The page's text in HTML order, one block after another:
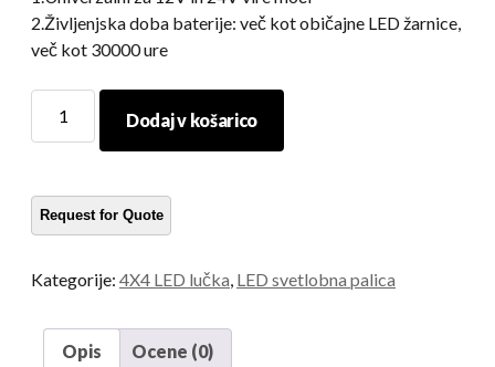
2.Življenjska doba baterije: več kot običajne LED žarnice,
več kot 30000 ure
močjo
količina
Dodaj v košarico
Kategorije: 4X4 LED lučka LED svetlobna palica
Opis Ocene (0)